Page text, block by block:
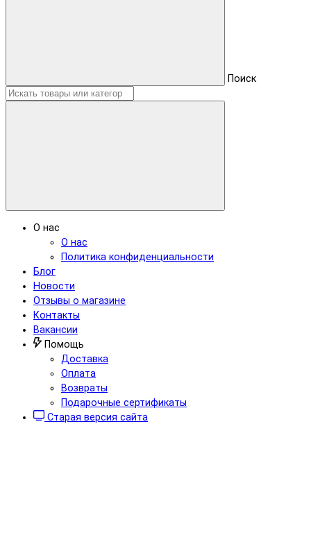
Поиск
О нас
О нас
Политика конфиденциальности
Блог
Новости
Отзывы о магазине
Контакты
Вакансии
Помощь
Доставка
Оплата
Возвраты
Подарочные сертификаты
Старая версия сайта